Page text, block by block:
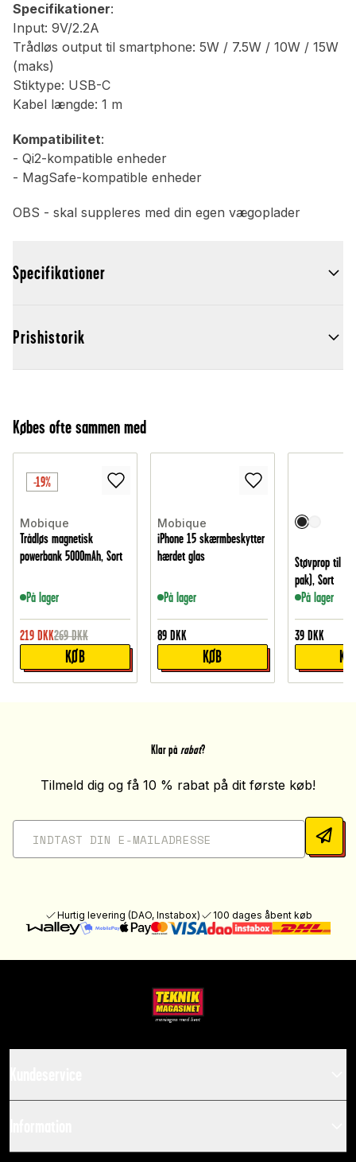
Specifikationer:
Input: 9V/2.2A
Trådløs output til smartphone: 5W / 7.5W / 10W / 15W
(maks)
Stiktype: USB-C
Kabel længde: 1 m
Kompatibilitet:
- Qi2-kompatible enheder
- MagSafe-kompatible enheder
OBS - skal suppleres med din egen vægoplader
Specifikationer
Prishistorik
Købes ofte sammen med
-19%
Mobique
Trådløs magnetisk
powerbank 5000mAh, Sort
På lager
219 DKK269 DKK
KØB
Mobique
iPhone 15 skærmbeskytter
hærdet glas
På lager
89 DKK
KØB
Støvprop til
pak), Sort
På lager
39 DKK
Klar på rabat?
Tilmeld dig og få 10 % rabat på dit første køb!
Hurtig levering (DAO, Instabox) 100 dages åbent køb